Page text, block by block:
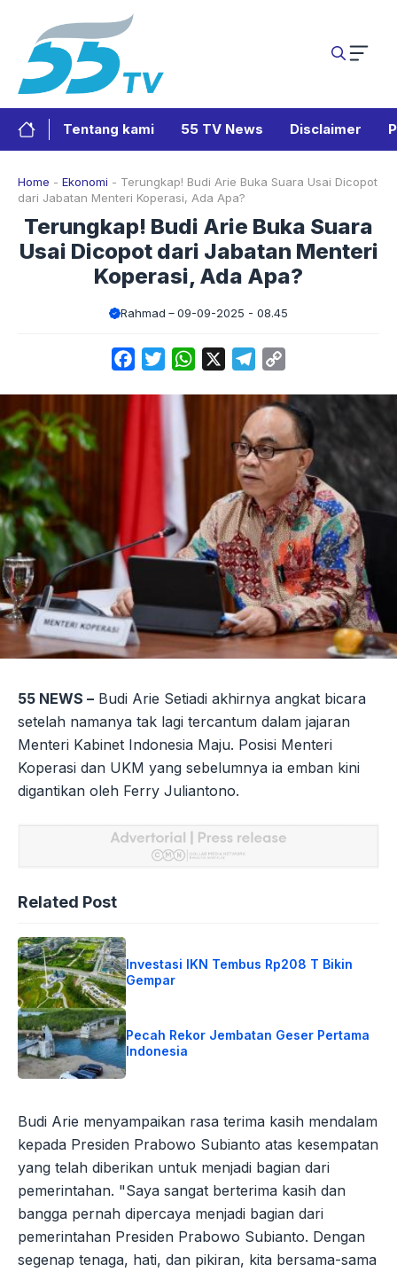
Tentang kami 55 TV News Disclaimer
Home - Ekonomi - Terungkap! Budi Arie Buka Suara Usai Dicopot
dari Jabatan Menteri Koperasi, Ada Apa?
Terungkap! Budi Arie Buka Suara
Usai Dicopot dari Jabatan Menteri
Koperasi, Ada Apa?
Rahmad 09-09-2025 - 08.45
FacebookTwitterWhatsApp Telegram
55 NEWS – Budi Arie Setiadi akhirnya angkat bicara
setelah namanya tak lagi tercantum dalam jajaran
Menteri Kabinet Indonesia Maju. Posisi Menteri
Koperasi dan UKM yang sebelumnya ia emban kini
digantikan oleh Ferry Juliantono.
Related Post
Investasi IKN Tembus Rp208 T Bikin
Gempar
Pecah Rekor Jembatan Geser Pertama
Indonesia
Budi Arie menyampaikan rasa terima kasih mendalam
kepada Presiden Prabowo Subianto atas kesempatan
yang telah diberikan untuk menjadi bagian dari
pemerintahan. "Saya sangat berterima kasih dan
bangga pernah dipercaya menjadi bagian dari
pemerintahan Presiden Prabowo Subianto. Dengan
segenap tenaga, hati, dan pikiran, kita bersama-sama